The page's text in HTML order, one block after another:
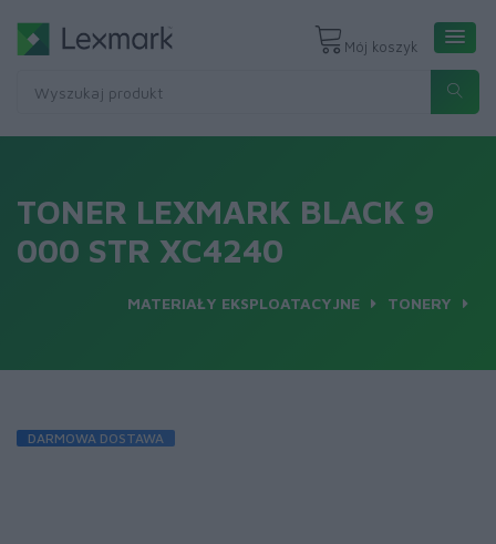
Mój koszyk
TONER LEXMARK BLACK 9
000 STR XC4240
MATERIAŁY EKSPLOATACYJNE TONERY
DARMOWA DOSTAWA